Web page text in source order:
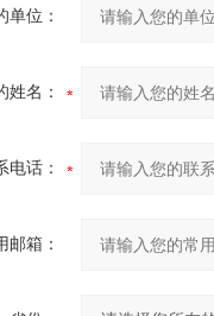
单位：
姓名：
电话：
邮箱：